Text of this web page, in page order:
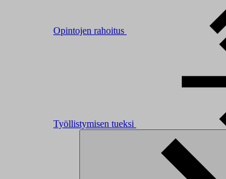
Opintojen rahoitus
Työllistymisen tueksi